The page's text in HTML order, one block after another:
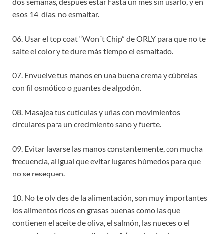
esos 14 días, no esmaltar.
06. Usar el top coat “Won´t Chip” de ORLY para que no te
salte el color y te dure más tiempo el esmaltado.
07. Envuelve tus manos en una buena crema y cúbrelas
con fil osmótico o guantes de algodón.
08. Masajea tus cutículas y uñas con movimientos
circulares para un crecimiento sano y fuerte.
09. Evitar lavarse las manos constantemente, con mucha
frecuencia, al igual que evitar lugares húmedos para que
no se resequen.
10. No te olvides de la alimentación, son muy importantes
los alimentos ricos en grasas buenas como las que
contienen el aceite de oliva, el salmón, las nueces o el